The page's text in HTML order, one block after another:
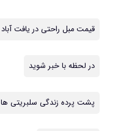
قیمت مبل راحتی در یافت آباد
در لحظه با خبر شوید
پشت پرده زندگی سلبریتی ها